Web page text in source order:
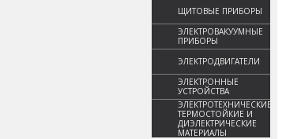
ЩИТОВЫЕ ПРИБОРЫ
ЭЛЕКТРОВАКУУМНЫЕ
ПРИБОРЫ
ЭЛЕКТРОДВИГАТЕЛИ
ЭЛЕКТРОННЫЕ
УСТРОЙСТВА
ЭЛЕКТРОТЕХНИЧЕСКИЕ,
ТЕРМОСТОЙКИЕ И
ДИЭЛЕКТРИЧЕСКИЕ
МАТЕРИАЛЫ